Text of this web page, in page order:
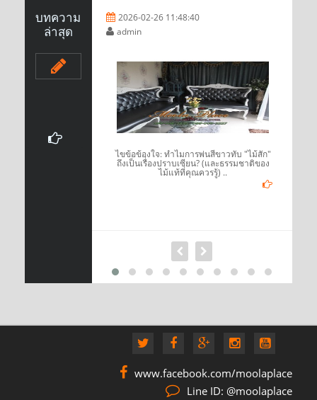
บทความ
ล่าสุด
2026-02-26 11:48:40
admin
ไขข้อข้องใจ: ทำไมการพ่นสีขาวทับ "ไม้สัก"
ถึงเป็นเรื่องปราบเซียน? (และธรรมชาติของ
ไม้แท้ที่คุณควรรู้) ..
www.facebook.com/moolaplace
Line ID: @moolaplace